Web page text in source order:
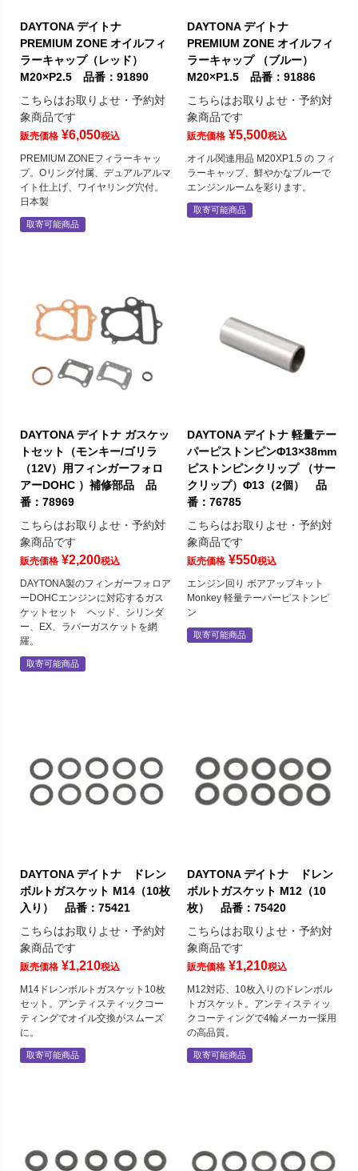
DAYTONA デイトナ
PREMIUM ZONE オイルフィ
ラーキャップ（レッド）
M20×P2.5 品番：91890
こちらはお取りよせ・予約対
象商品です
販売価格 ¥6,050税込
PREMIUM ZONEフィラーキャッ
プ。Oリング付属、デュアルアルマ
イト仕上げ、ワイヤリング穴付。
日本製
取寄可能商品
DAYTONA デイトナ
PREMIUM ZONE オイルフィ
ラーキャップ （ブルー）
M20×P1.5 品番：91886
こちらはお取りよせ・予約対
象商品です
販売価格 ¥5,500税込
オイル関連用品 M20XP1.5 の フィ
ラーキャップ、鮮やかなブルーで
エンジンルームを彩ります。
取寄可能商品
DAYTONA デイトナ ガスケッ
トセット（モンキー/ゴリラ
（12V）用フィンガーフォロ
アーDOHC ）補修部品 品
番：78969
こちらはお取りよせ・予約対
象商品です
販売価格 ¥2,200税込
DAYTONA製のフィンガーフォロア
ーDOHCエンジンに対応するガス
ケットセット ヘッド、シリンダ
ー、EX、ラバーガスケットを網
羅。
取寄可能商品
DAYTONA デイトナ 軽量テー
パーピストンピンΦ13×38mm
ピストンピンクリップ （サー
クリップ）Φ13（2個） 品
番：76785
こちらはお取りよせ・予約対
象商品です
販売価格 ¥550税込
エンジン回り ボアアップキット
Monkey 軽量テーパーピストンピ
ン
取寄可能商品
DAYTONA デイトナ ドレン
ボルトガスケット M14（10枚
入り） 品番：75421
こちらはお取りよせ・予約対
象商品です
販売価格 ¥1,210税込
M14ドレンボルトガスケット10枚
セット。アンティスティックコー
ティングでオイル交換がスムーズ
に。
取寄可能商品
DAYTONA デイトナ ドレン
ボルトガスケット M12（10
枚） 品番：75420
こちらはお取りよせ・予約対
象商品です
販売価格 ¥1,210税込
M12対応、10枚入りのドレンボル
トガスケット。アンティスティッ
クコーティングで4輪メーカー採用
の高品質。
取寄可能商品